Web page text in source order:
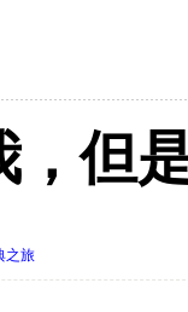
，但
之旅